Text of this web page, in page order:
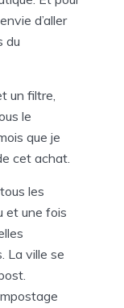
d’aller
du
un filtre,
le
que je
cet achat.
les
et une fois
La ville se